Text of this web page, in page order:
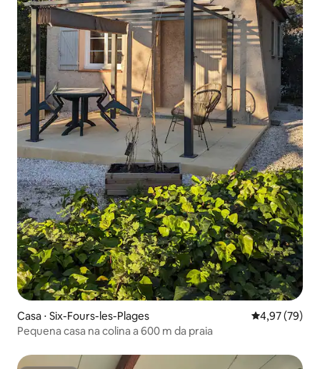
Casa ⋅ Six-Fours-les-Plages 4,97 de uma
4,97 (79)
Pequena casa na colina a 600 m da praia